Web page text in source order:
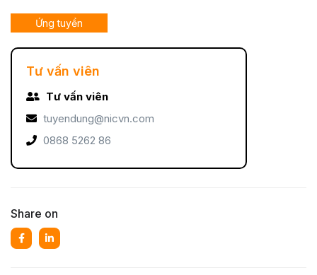
Ứng tuyển
Tư vấn viên
Tư vấn viên
tuyendung@nicvn.com
0868 5262 86
Share on